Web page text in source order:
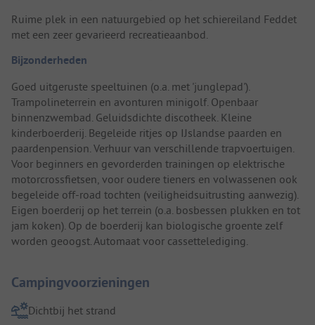
Ruime plek in een natuurgebied op het schiereiland Feddet
met een zeer gevarieerd recreatieaanbod.
Bijzonderheden
Goed uitgeruste speeltuinen (o.a. met 'junglepad').
Trampolineterrein en avonturen minigolf. Openbaar
binnenzwembad. Geluidsdichte discotheek. Kleine
kinderboerderij. Begeleide ritjes op IJslandse paarden en
paardenpension. Verhuur van verschillende trapvoertuigen.
Voor beginners en gevorderden trainingen op elektrische
motorcrossfietsen, voor oudere tieners en volwassenen ook
begeleide off-road tochten (veiligheidsuitrusting aanwezig).
Eigen boerderij op het terrein (o.a. bosbessen plukken en tot
jam koken). Op de boerderij kan biologische groente zelf
worden geoogst. Automaat voor cassettelediging.
Campingvoorzieningen
Dichtbij het strand